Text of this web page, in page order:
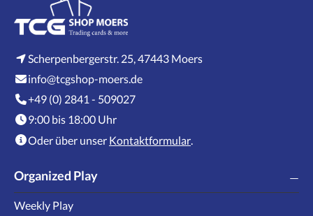
Scherpenbergerstr. 25, 47443 Moers
info@tcgshop-moers.de
+49 (0) 2841 - 509027
9:00 bis 18:00 Uhr
Oder über unser Kontaktformular
Organized Play
Weekly Play